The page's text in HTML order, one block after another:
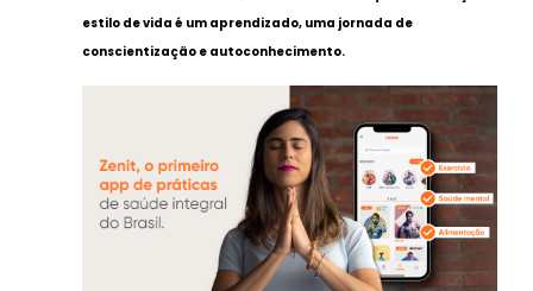
estilo de vida é um aprendizado, uma jornada de
conscientização e autoconhecimento.